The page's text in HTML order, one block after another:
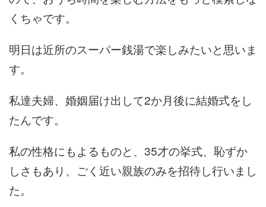
くちゃです。
明日は近所のスーパー銭湯で楽しみたいと思いま
す。
私達夫婦、婚姻届け出して2か月後に結婚式をし
たんです。
私の性格にもよるものと、35才の挙式、恥ずか
しさもあり、ごく近い親族のみを招待し行いまし
た。